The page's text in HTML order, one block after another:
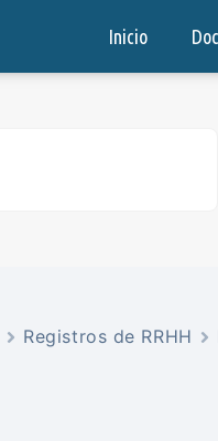
Inicio
Registros de RRHH